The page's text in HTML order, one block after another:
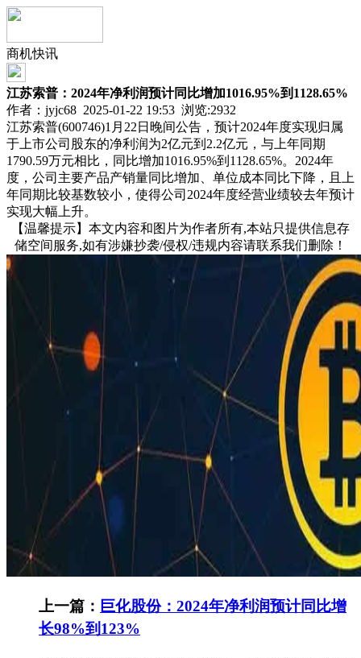
商机快讯
江苏索普：2024年净利润预计同比增加1016.95%到1128.65%
作者：jyjc68 2025-01-22 19:53 浏览:2932
江苏索普(600746)1月22日晚间公告，预计2024年度实现归属
于上市公司股东的净利润为2亿元到2.2亿元，与上年同期
1790.59万元相比，同比增加1016.95%到1128.65%。2024年
度，公司主要产品产销量同比增加、单位成本同比下降，且上
年同期比较基数较小，使得公司2024年度经营业绩较去年预计
实现大幅上升。
【温馨提示】本文内容和图片为作者所有,本站只提供信息存
储空间服务,如有涉嫌抄袭/侵权/违规内容请联系我们删除！
上一篇： 巨化股份：2024年净利润预计同比增
长98%到123%